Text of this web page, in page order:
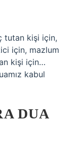
tutan kişi için,
için, mazlum
kişi için…
kabul
DUA